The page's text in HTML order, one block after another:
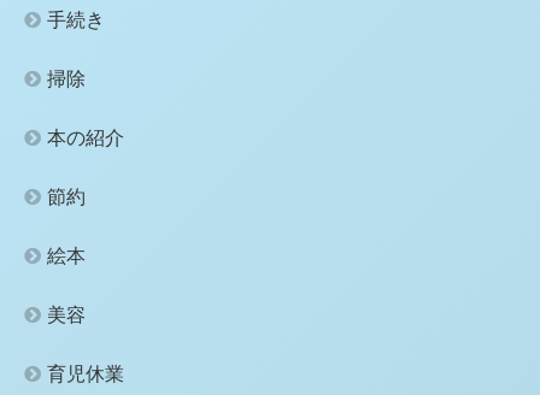
手続き
掃除
本の紹介
節約
絵本
美容
育児休業